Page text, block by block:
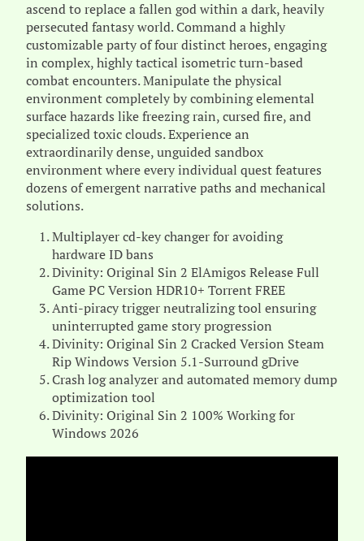
ascend to replace a fallen god within a dark, heavily
persecuted fantasy world. Command a highly
customizable party of four distinct heroes, engaging
in complex, highly tactical isometric turn-based
combat encounters. Manipulate the physical
environment completely by combining elemental
surface hazards like freezing rain, cursed fire, and
specialized toxic clouds. Experience an
extraordinarily dense, unguided sandbox
environment where every individual quest features
dozens of emergent narrative paths and mechanical
solutions.
Multiplayer cd-key changer for avoiding
hardware ID bans
Divinity: Original Sin 2 ElAmigos Release Full
Game PC Version HDR10+ Torrent FREE
Anti-piracy trigger neutralizing tool ensuring
uninterrupted game story progression
Divinity: Original Sin 2 Cracked Version Steam
Rip Windows Version 5.1-Surround gDrive
Crash log analyzer and automated memory dump
optimization tool
Divinity: Original Sin 2 100% Working for
Windows 2026